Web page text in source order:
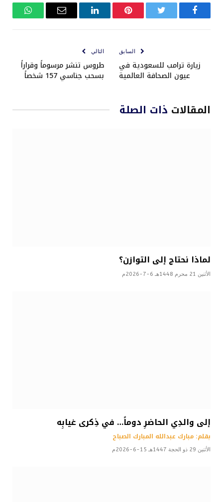
فيسبوك تويتر بينتيريستلينكدإن
البريد
واتساب
السابق
زيارة ترامب للسعودية في
عيون الصحافة العالمية
التالي
طروس تنشر مرسوماً وقراراً
بسحب جناسي 157 شخصاً
المقالات ذات الصلة
لماذا نحتاج إلى التوازن؟
الأثنين 21 محرم 1448هـ 6-7-2026م
إلى والدِي الحاضرِ دوماً… في ذِكرى غيابِه
بقلم: مبارك عبدالله المبارك الصباح
الأثنين 29 ذو الحجة 1447هـ 15-6-2026م